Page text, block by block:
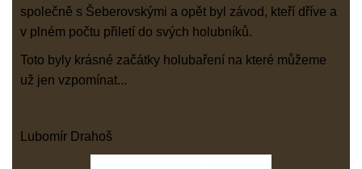
společně s Šeberovskými a opět byl závod, kteří dříve a
v plném počtu přiletí do svých holubníků.
Toto byly krásné začátky holubaření na které můžeme
už jen vzpomínat...
Lubomír Drahoš